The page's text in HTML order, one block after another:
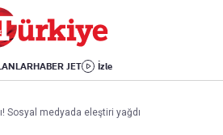
HABER JET İzle
Kitap
Sosyal medyada eleştiri yağdı